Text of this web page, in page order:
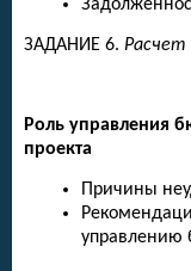
ЗАДАНИЕ 6. Расчет
Роль управления
проекта
Причины
управлению